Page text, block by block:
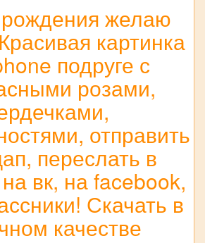
желаю
картинка
подруге с
розами,
отправить
переслать в
вк, на facebook,
Скачать в
качестве